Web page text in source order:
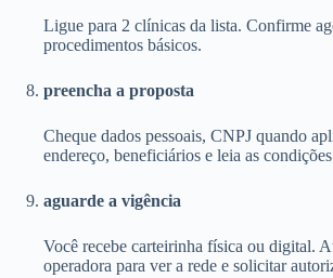
Ligue para 2 clínicas da lista. Confirme
procedimentos básicos.
preencha a proposta
Cheque dados pessoais, CNPJ quando
endereço, beneficiários e leia as
aguarde a vigência
Você recebe carteirinha física ou digital.
operadora para ver a rede e solicitar